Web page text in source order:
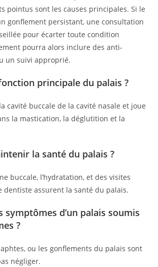
pointus sont les causes principales. Si le
gonflement persistant, une consultation
pour écarter toute condition
pourra alors inclure des anti-
un suivi approprié.
principale du palais ?
cavité buccale de la cavité nasale et joue
la mastication, la déglutition et la
la santé du palais ?
buccale, l’hydratation, et des visites
dentiste assurent la santé du palais.
symptômes d’un palais soumis
?
ou les gonflements du palais sont
négliger.